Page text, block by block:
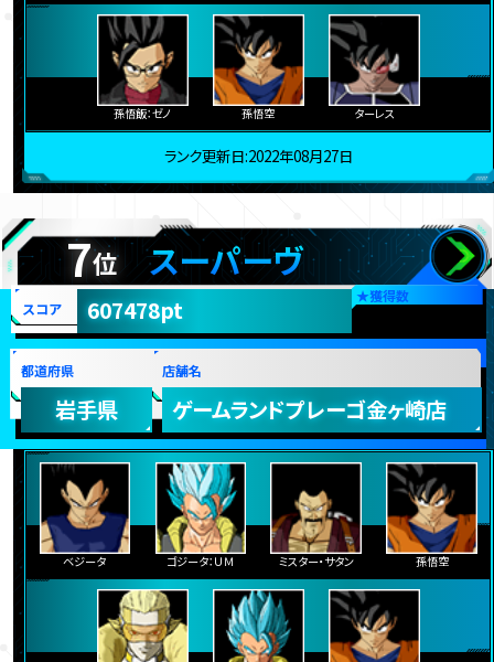
孫悟飯：ゼノ 孫悟空 ターレス
ランク更新日:2022年08月27日
7位 スーパーヴ
★獲得数
スコア 607478pt
都道府県
岩手県
店舗名
ゲームランドプレーゴ金ヶ崎店
ベジータ ゴジータ：ＵＭ ミスター・サタン 孫悟空